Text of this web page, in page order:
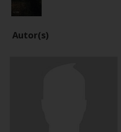
Autor(s)